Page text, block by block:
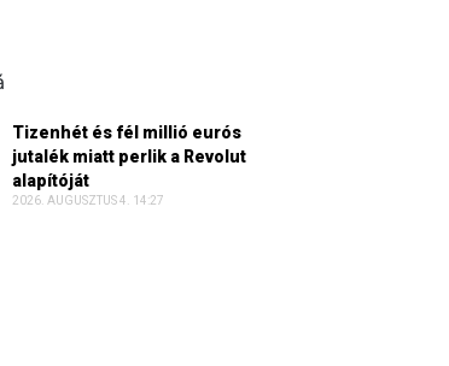
Tizenhét és fél millió eurós
jutalék miatt perlik a Revolut
alapítóját
2026. AUGUSZTUS 4. 14:27